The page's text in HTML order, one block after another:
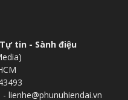
tin - Sành điệu
lienhe@phunuhiendai.vn